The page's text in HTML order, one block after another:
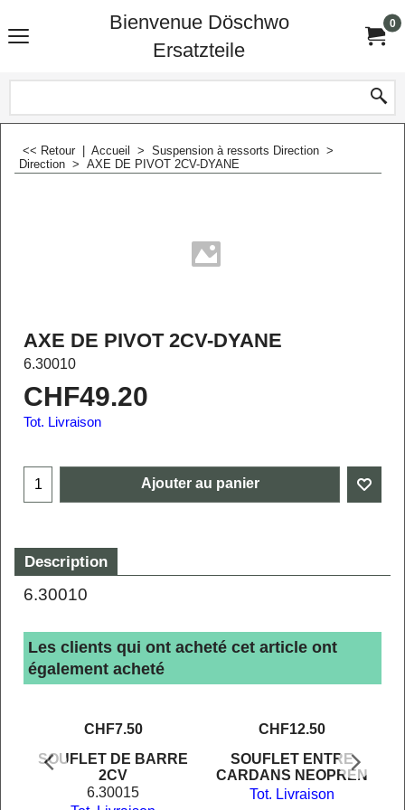
Bienvenue Döschwo
Ersatzteile
0
<< Retour Accueil > Suspension à ressorts Direction >
Direction > AXE DE PIVOT 2CV-DYANE
AXE DE PIVOT 2CV-DYANE
6.30010
CHF49.20
Tot. Livraison
Ajouter au panier
Description
6.30010
Les clients qui ont acheté cet article ont
également acheté
CHF7.50
SOUFLET DE BARRE
2CV
6.30015
CHF12.50
SOUFLET ENTRE
CARDANS NEOPREN
Tot. Livraison